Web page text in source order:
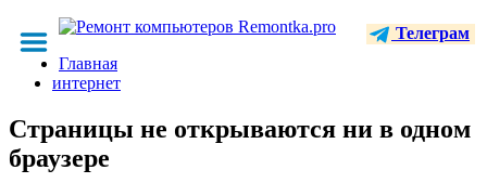
Телеграм
Главная
интернет
Страницы не открываются ни в одном
браузере